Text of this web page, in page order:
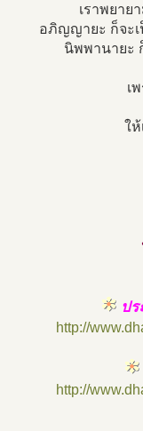
เราพยาย
อภิญญายะ ก็จะเ
นิพพานายะ
เ
ใ
ปร
http://
http://